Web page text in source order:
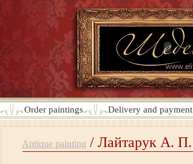
Order paintings Delivery and payment
Antique painting / Лайтарук А. П.